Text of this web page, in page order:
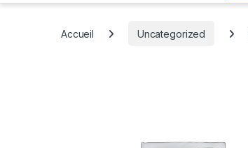
Accueil Uncategorized